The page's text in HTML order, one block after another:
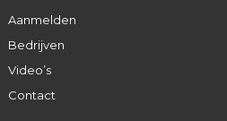
Aanmelden
Bedrijven
Video’s
Contact